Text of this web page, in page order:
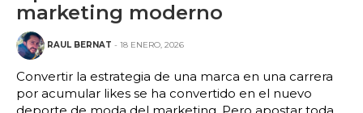
marketing moderno
RAUL BERNAT - 18 ENERO, 2026
Convertir la estrategia de una marca en una carrera
por acumular likes se ha convertido en el nuevo
deporte de moda del marketing. Pero apostar toda